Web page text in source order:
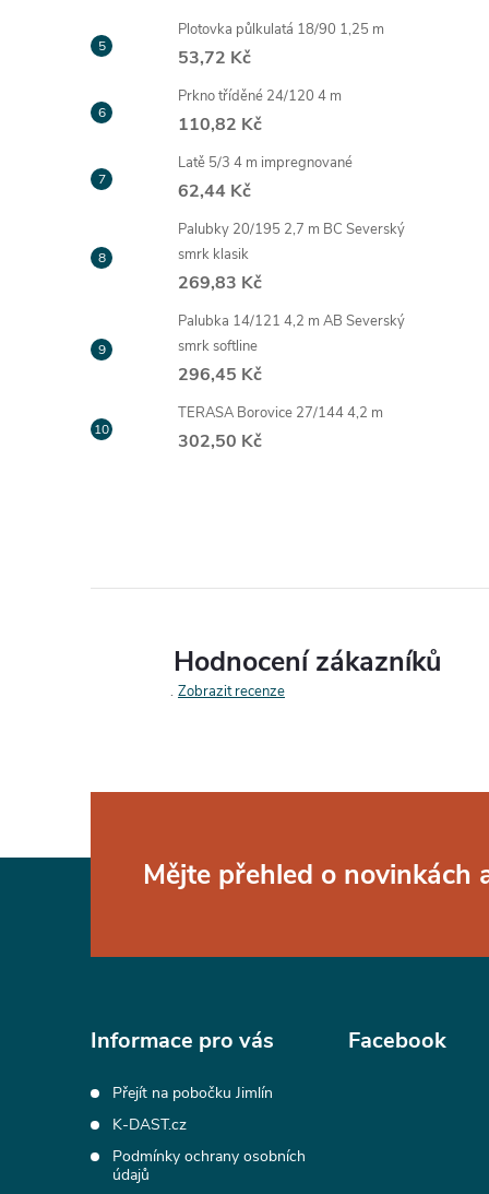
Plotovka půlkulatá 18/90 1,25 m
53,72 Kč
Prkno tříděné 24/120 4 m
110,82 Kč
Latě 5/3 4 m impregnované
62,44 Kč
Palubky 20/195 2,7 m BC Severský
smrk klasik
269,83 Kč
Palubka 14/121 4,2 m AB Severský
smrk softline
296,45 Kč
TERASA Borovice 27/144 4,2 m
302,50 Kč
Hodnocení zákazníků
Zobrazit recenze
Mějte přehled o novinkách
Informace pro vás
Přejít na pobočku Jimlín
K-DAST.cz
Podmínky ochrany osobních
údajů
Facebook